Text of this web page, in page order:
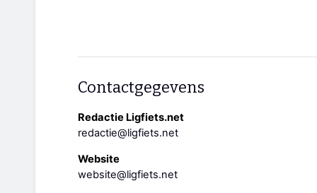
Contactgegevens
Redactie Ligfiets.net
redactie@ligfiets.net
Website
website@ligfiets.net